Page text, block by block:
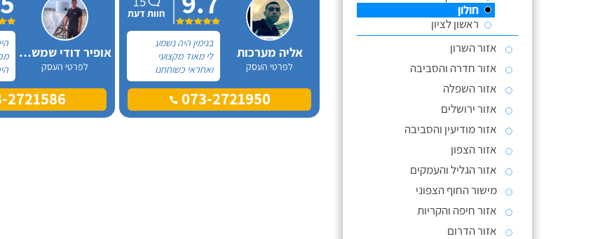
חולון
ראשון לציון
אזור השרון
אזור חדרה והסביבה
אזור השפלה
אזור ירושלים
אזור מודיעין והסביבה
אזור הצפון
אזור הגליל והעמקים
מישור החוף הצפוני
אזור חיפה והקריות
אזור הדרום
אליה מערכות
לפרטי העסק
חוות דעת
בנימין היה נשמע
לי מאוד מקצועי
ואחראי כשוחחנו
בטלפון לכן, הזמנתי
אותו להחלפת דוד
שמש וקולטים בבניין בו073-2721950
אופיר דודי שמש וחשמל
לפרטי העסק
2721586